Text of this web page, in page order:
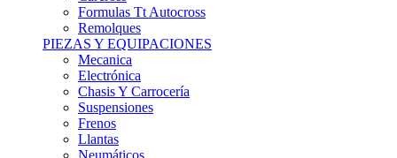
Remolques
PIEZAS Y EQUIPACIONES
Mecanica
Electrónica
Chasis Y Carrocería
Suspensiones
Frenos
Llantas
Neumáticos
Resto De Piezas